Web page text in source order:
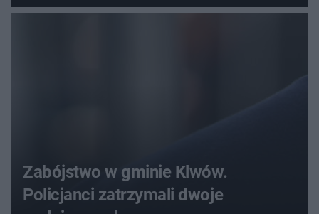
substancji
Zabójstwo w gminie Klwów.
Policjanci zatrzymali dwoje